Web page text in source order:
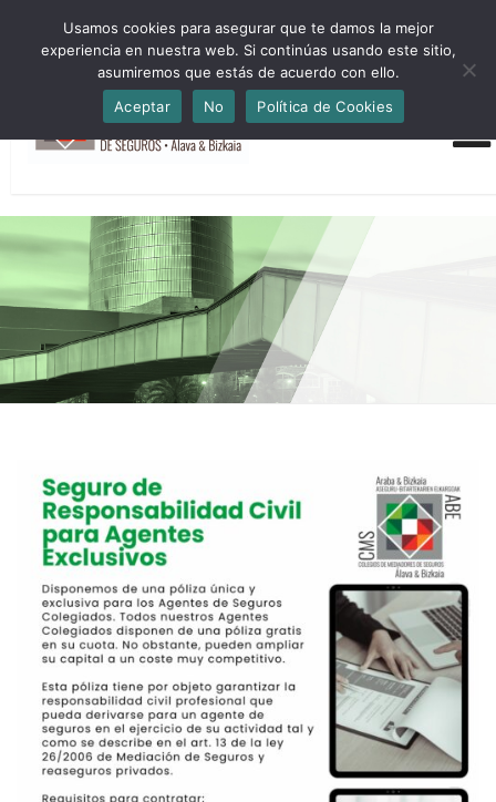
HORARIO INVIERNO Lun-Jue 09:00-16:30 Vier 9:00-14:00
administracion@cmsab.eus 94.442.43.43 Móvil y Whatsapp
688.889.170
Usamos cookies para asegurar que te damos la mejor
experiencia en nuestra web. Si continúas usando este sitio,
asumiremos que estás de acuerdo con ello.
Aceptar
No Política de Cookies